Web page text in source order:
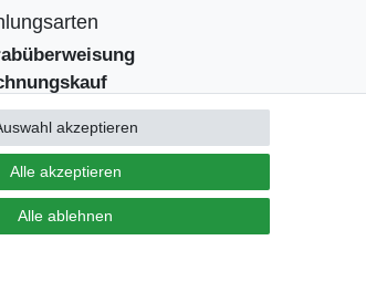
bei Abholung
(inkl. Kreditkarten)
Alle akzeptieren
Alle ablehnen
akzeptieren